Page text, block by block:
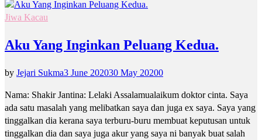
Jiwa Kacau
Aku Yang Inginkan Peluang Kedua.
by Jejari Sukma3 June 202030 May 20200
Nama: Shakir Jantina: Lelaki Assalamualaikum doktor cinta. Saya
ada satu masalah yang melibatkan saya dan juga ex saya. Saya yang
tinggalkan dia kerana saya terburu-buru membuat keputusan untuk
tinggalkan dia dan saya juga akur yang saya ni banyak buat salah